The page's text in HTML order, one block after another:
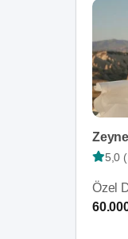
5,0
Özel